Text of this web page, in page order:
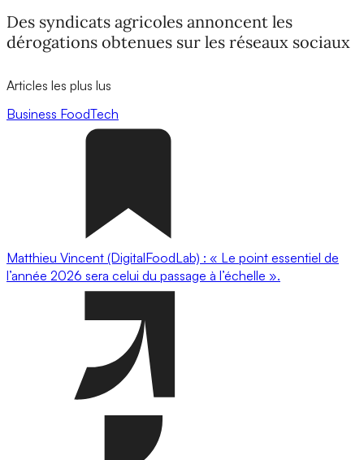
Des syndicats agricoles annoncent les
dérogations obtenues sur les réseaux sociaux
Articles les plus lus
Business FoodTech
Matthieu Vincent (DigitalFoodLab) : « Le point essentiel de
l’année 2026 sera celui du passage à l’échelle ».